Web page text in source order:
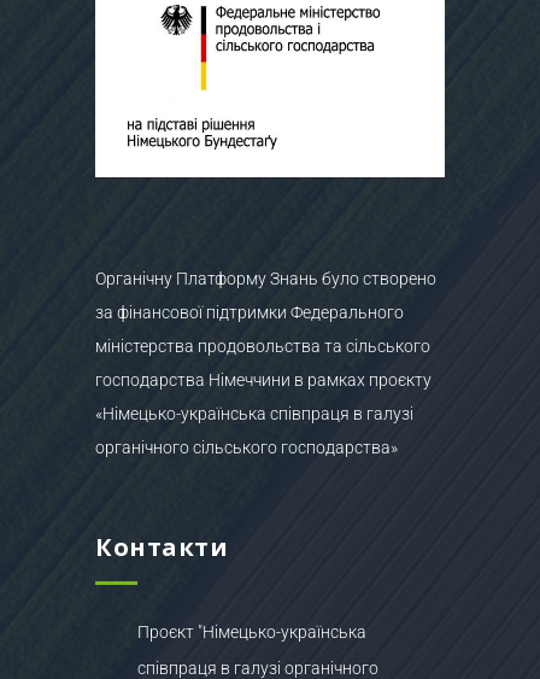
Органічну Платформу Знань було створено
за фінансової підтримки Федерального
міністерства продовольства та сільського
господарства Німеччини в рамках проєкту
«Німецько-українська співпраця в галузі
органічного сільського господарства»
Контакти
Проєкт "Німецько-українська
співпраця в галузі органічного